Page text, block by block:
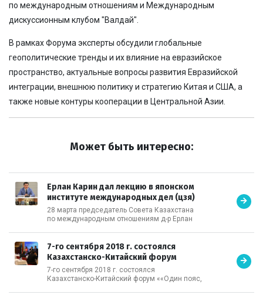
по международным отношениям и Международным
дискуссионным клубом "Валдай".
В рамках Форума эксперты обсудили глобальные
геополитические тренды и их влияние на евразийское
пространство, актуальные вопросы развития Евразийской
интеграции, внешнюю политику и стратегию Китая и США, а
также новые контуры кооперации в Центральной Азии.
Может быть интересно:
Ерлан Карин дал лекцию в японском
институте международных дел (цзя)
28 марта председатель Совета Казахстана
по международным отношениям д-р Ерлан
области безопасности в Центральной Азии,
сирийской кризисе и опасности
"иностранных бойцов". (Токио, Япония)
7-го сентября 2018 г. состоялся
Казахстанско-Китайский форум
7-го сентября 2018 г. состоялся
Казахстанско-Китайский форум ««Один пояс,